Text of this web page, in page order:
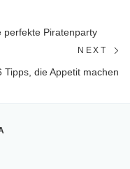
perfekte Piratenparty
NEXT
Tipps, die Appetit machen